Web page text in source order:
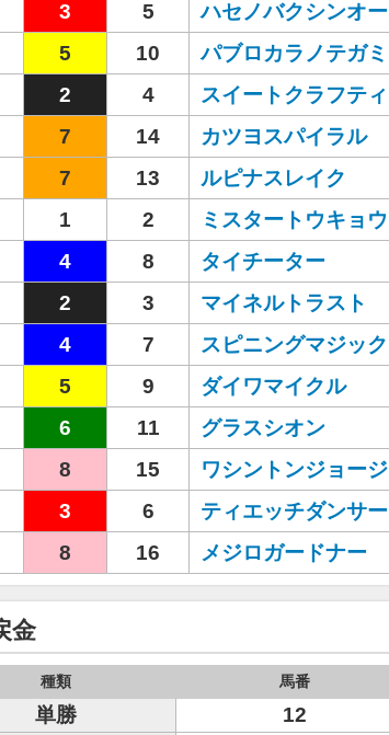
3 5 ハセノバクシンオー
5 10 パブロカラノテガミ
2 4 スイートクラフティ
7 14 カツヨスパイラル
7 13 ルピナスレイク
1 2 ミスタートウキョウ
4 8 タイチーター
2 3 マイネルトラスト
4 7 スピニングマジック
5 9 ダイワマイクル
6 11 グラスシオン
8 15 ワシントンジョージ
3 6 ティエッチダンサー
8 16 メジロガードナー
金
種類 馬番
単勝 12